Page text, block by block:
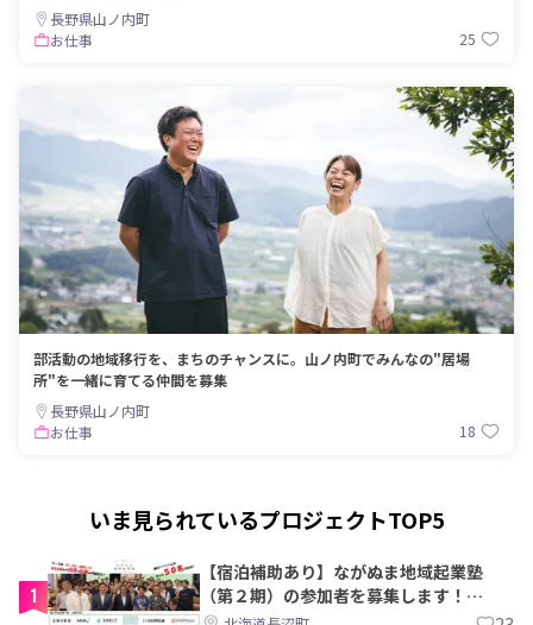
長野県山ノ内町
お仕事
25
部活動の地域移行を、まちのチャンスに。山ノ内町でみんなの"居場
所"を一緒に育てる仲間を募集
長野県山ノ内町
お仕事
18
いま見られているプロジェクトTOP5
1
【宿泊補助あり】ながぬま地域起業塾
（第２期）の参加者を募集します！
【8/21〆】